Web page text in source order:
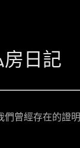
日記
們曾經存在的證明